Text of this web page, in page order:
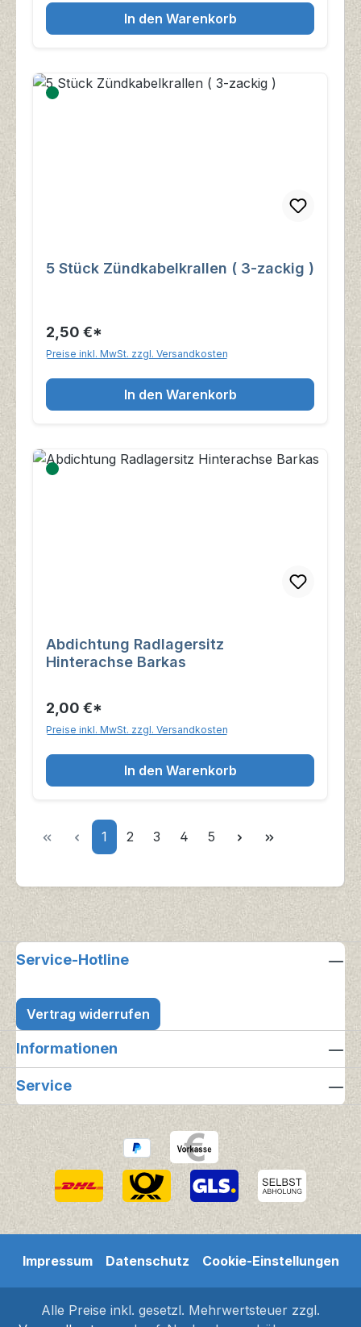
In den Warenkorb
5 Stück Zündkabelkrallen ( 3-zackig )
2,50 €*
Preise inkl. MwSt. zzgl. Versandkosten
In den Warenkorb
Abdichtung Radlagersitz
Hinterachse Barkas
2,00 €*
Preise inkl. MwSt. zzgl. Versandkosten
In den Warenkorb
Seite
1 Seite
2 Seite
3 Seite
4 Seite
5
Service-Hotline
Vertrag widerrufen
Informationen
Service
Impressum Datenschutz Cookie-Einstellungen
Alle Preise inkl. gesetzl. Mehrwertsteuer zzgl.